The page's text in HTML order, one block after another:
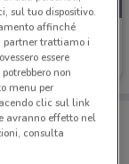
vicino a te,
comodamente
sul tuo dispositivo.
affinché
partner trattiamo i
essere
non
menu per
clic sul link
avranno effetto nel
consulta